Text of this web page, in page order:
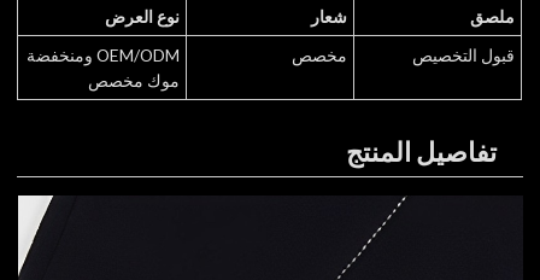
ملصق شعار
نوع العرض
قبول التخصيص
مخصص
OEM/ODM ومنخفضة
موك مخصص
تفاصيل المنتج